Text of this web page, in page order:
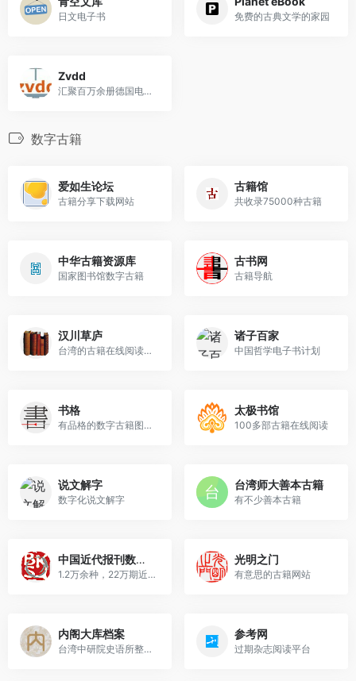
日文电子书 免费的古典文学的家园
Zvdd
汇聚百万余册德国电子书的网站
数字古籍
爱如生论坛
古籍分享下载网站
古籍馆
共收录75000种古籍
中华古籍资源库
国家图书馆数字古籍
古书网
古籍导航
汉川草庐
台湾的古籍在线阅读网站，繁...
诸子百家
中国哲学电子书计划
书格
有品格的数字古籍图书馆
太极书馆
100多部古籍在线阅读
说文解字
数字化说文解字
台湾师大善本古籍
有不少善本古籍
中国近代报刊数据库
1.2万余种，22万期近代报刊
光明之门
有意思的古籍网站
内阁大库档案
台湾中研院史语所整理的明清...
参考网
过期杂志阅读平台